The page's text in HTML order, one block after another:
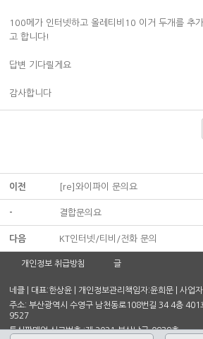
100메가 인터넷하고 올레티비10 이거 두개를 추
고 합니다!
답변 기다릴게요
감사합니다
이전 [re]와이파이 문의요
- 결합문의요
다음 KT인터넷/티비/전화 문의
개인정보 취급방침 글
네클 | 대표:한상윤 | 개인정보관리책임자:윤희문 | 사
주소: 부산광역시 수영구 남천동로108번길 34 4층
9527
통신판매업 신고번호 :제 2021-부산남구-0939호